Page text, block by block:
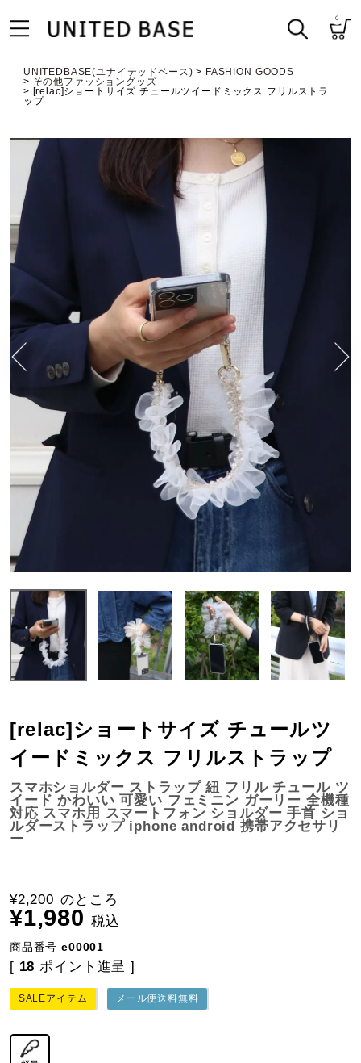
0
UNITEDBASE(ユナイテッドベース)
FASHION GOODS
その他ファッショングッズ
[relac]ショートサイズ チュールツイードミックス フリルストラ
ップ
スマホショルダー ストラップ 紐 フリル チュール ツ
イード かわいい 可愛い フェミニン ガーリー 全機種
対応 スマホ用 スマートフォン ショルダー 手首 ショ
ルダーストラップ iphone android 携帯アクセサリ
ー
[relac]ショートサイズ チュールツ
イードミックス フリルストラップ
¥2,200 のところ
¥1,980 税込
商品番号 e00001
[ 18 ポイント進呈 ]
SALEアイテム メール便送料無料